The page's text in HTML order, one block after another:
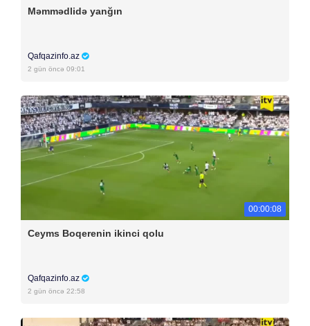
Məmmədlidə yanğın
Qafqazinfo.az
2 gün öncə 09:01
00:00:08
Ceyms Boqerenin ikinci qolu
Qafqazinfo.az
2 gün öncə 22:58